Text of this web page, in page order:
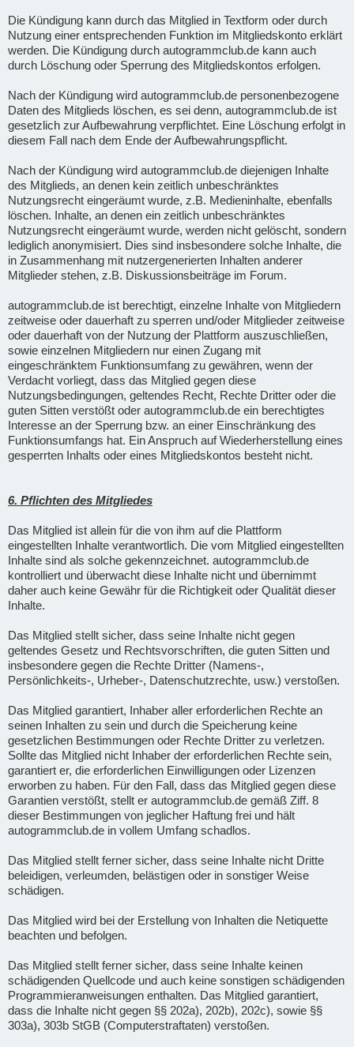
Die Kündigung kann durch das Mitglied in Textform oder durch
Nutzung einer entsprechenden Funktion im Mitgliedskonto erklärt
werden. Die Kündigung durch autogrammclub.de kann auch
durch Löschung oder Sperrung des Mitgliedskontos erfolgen.
Nach der Kündigung wird autogrammclub.de personenbezogene
Daten des Mitglieds löschen, es sei denn, autogrammclub.de ist
gesetzlich zur Aufbewahrung verpflichtet. Eine Löschung erfolgt in
diesem Fall nach dem Ende der Aufbewahrungspflicht.
Nach der Kündigung wird autogrammclub.de diejenigen Inhalte
des Mitglieds, an denen kein zeitlich unbeschränktes
Nutzungsrecht eingeräumt wurde, z.B. Medieninhalte, ebenfalls
löschen. Inhalte, an denen ein zeitlich unbeschränktes
Nutzungsrecht eingeräumt wurde, werden nicht gelöscht, sondern
lediglich anonymisiert. Dies sind insbesondere solche Inhalte, die
in Zusammenhang mit nutzergenerierten Inhalten anderer
Mitglieder stehen, z.B. Diskussionsbeiträge im Forum.
autogrammclub.de ist berechtigt, einzelne Inhalte von Mitgliedern
zeitweise oder dauerhaft zu sperren und/oder Mitglieder zeitweise
oder dauerhaft von der Nutzung der Plattform auszuschließen,
sowie einzelnen Mitgliedern nur einen Zugang mit
eingeschränktem Funktionsumfang zu gewähren, wenn der
Verdacht vorliegt, dass das Mitglied gegen diese
Nutzungsbedingungen, geltendes Recht, Rechte Dritter oder die
guten Sitten verstößt oder autogrammclub.de ein berechtigtes
Interesse an der Sperrung bzw. an einer Einschränkung des
Funktionsumfangs hat. Ein Anspruch auf Wiederherstellung eines
gesperrten Inhalts oder eines Mitgliedskontos besteht nicht.
6. Pflichten des Mitgliedes
Das Mitglied ist allein für die von ihm auf die Plattform
eingestellten Inhalte verantwortlich. Die vom Mitglied eingestellten
Inhalte sind als solche gekennzeichnet. autogrammclub.de
kontrolliert und überwacht diese Inhalte nicht und übernimmt
daher auch keine Gewähr für die Richtigkeit oder Qualität dieser
Inhalte.
Das Mitglied stellt sicher, dass seine Inhalte nicht gegen
geltendes Gesetz und Rechtsvorschriften, die guten Sitten und
insbesondere gegen die Rechte Dritter (Namens-,
Persönlichkeits-, Urheber-, Datenschutzrechte, usw.) verstoßen.
Das Mitglied garantiert, Inhaber aller erforderlichen Rechte an
seinen Inhalten zu sein und durch die Speicherung keine
gesetzlichen Bestimmungen oder Rechte Dritter zu verletzen.
Sollte das Mitglied nicht Inhaber der erforderlichen Rechte sein,
garantiert er, die erforderlichen Einwilligungen oder Lizenzen
erworben zu haben. Für den Fall, dass das Mitglied gegen diese
Garantien verstößt, stellt er autogrammclub.de gemäß Ziff. 8
dieser Bestimmungen von jeglicher Haftung frei und hält
autogrammclub.de in vollem Umfang schadlos.
Das Mitglied stellt ferner sicher, dass seine Inhalte nicht Dritte
beleidigen, verleumden, belästigen oder in sonstiger Weise
schädigen.
Das Mitglied wird bei der Erstellung von Inhalten die Netiquette
beachten und befolgen.
Das Mitglied stellt ferner sicher, dass seine Inhalte keinen
schädigenden Quellcode und auch keine sonstigen schädigenden
Programmieranweisungen enthalten. Das Mitglied garantiert,
dass die Inhalte nicht gegen §§ 202a), 202b), 202c), sowie §§
303a), 303b StGB (Computerstraftaten) verstoßen.